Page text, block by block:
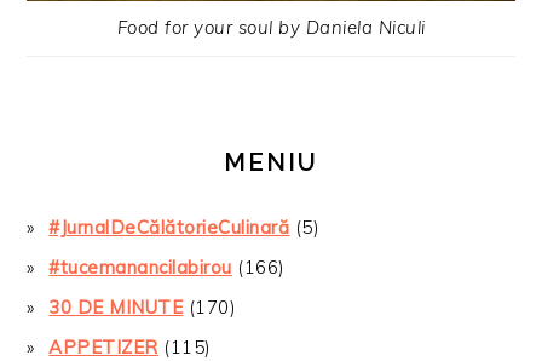
Food for your soul by Daniela Niculi
MENIU
#JurnalDeCălătorieCulinară (5)
#tucemanancilabirou (166)
30 DE MINUTE(170)
APPETIZER (115)